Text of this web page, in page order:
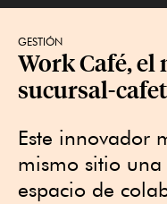
GESTIÓN
Work Café,
sucursal-
Este innovador
mismo sitio
espacio de